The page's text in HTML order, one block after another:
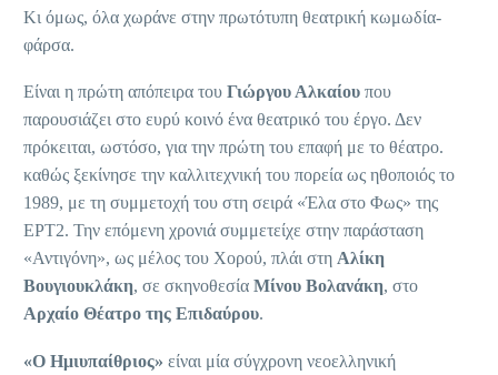
Κι όμως, όλα χωράνε στην πρωτότυπη θεατρική κωμωδία-
φάρσα.
Είναι η πρώτη απόπειρα του Γιώργου Αλκαίου που
παρουσιάζει στο ευρύ κοινό ένα θεατρικό του έργο. Δεν
πρόκειται, ωστόσο, για την πρώτη του επαφή με το θέατρο.
καθώς ξεκίνησε την καλλιτεχνική του πορεία ως ηθοποιός το
1989, με τη συμμετοχή του στη σειρά «Έλα στο Φως» της
ΕΡΤ2. Την επόμενη χρονιά συμμετείχε στην παράσταση
«Αντιγόνη», ως μέλος του Χορού, πλάι στη Αλίκη
Βουγιουκλάκη, σε σκηνοθεσία Μίνου Βολανάκη, στο
Αρχαίο Θέατρο της Επιδαύρου.
«Ο Ημιυπαίθριος» είναι μία σύγχρονη νεοελληνική